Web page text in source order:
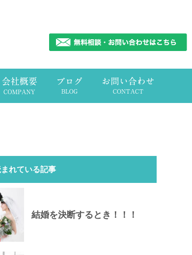
れている記事
結婚を決断するとき！！！